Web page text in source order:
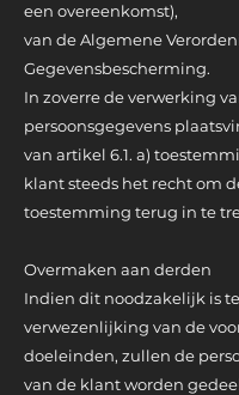
een overeenkomst),
van de Algemene
Gegevensbescherming.
In zoverre de verwerking
persoonsgegevens
van artikel 6.1. a)
klant steeds het recht om
toestemming terug in te
Overmaken aan derden
Indien dit noodzakelijk is
verwezenlijking van de
doeleinden, zullen de
van de klant worden